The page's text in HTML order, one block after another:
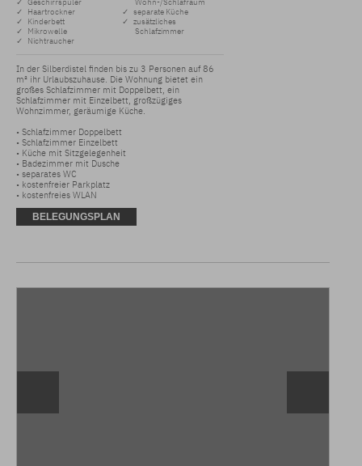
✓ Geschirrspüler
✓ Haartrockner
✓ Kinderbett
✓ Mikrowelle
✓ Nichtraucher
Wohn-/Schlafraum
✓ separate Küche
✓ zusätzliches
Schlafzimmer
In der Silberdistel finden bis zu 3 Personen auf 86
m² ihr Urlaubszuhause. Die Wohnung bietet ein
großes Schlafzimmer mit Doppelbett, ein
Schlafzimmer mit Einzelbett, großzügiges
Wohnzimmer, geräumige Küche.
• Schlafzimmer Doppelbett
• Schlafzimmer Einzelbett
• Küche mit Sitzgelegenheit
• Badezimmer mit Dusche
• separates WC
• kostenfreier Parkplatz
• kostenfreies WLAN
BELEGUNGSPLAN